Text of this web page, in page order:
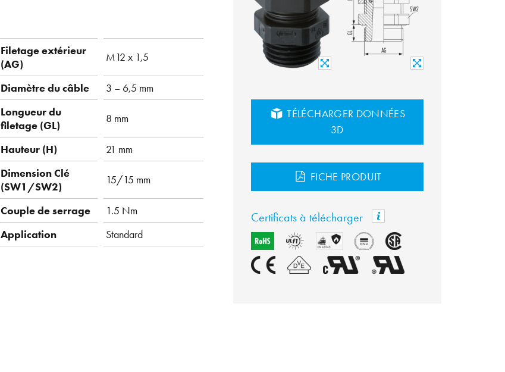
Filetage extérieur
(AG)
M12 x 1,5
Diamètre du câble
3 – 6,5 mm
Longueur du
filetage (GL)
8 mm
Hauteur (H)
21 mm
Dimension Clé
(SW1/SW2)
15/15 mm
Couple de serrage
1.5 Nm
Application
Standard
TÉLÉCHARGER DONNÉES
3D
FICHE PRODUIT
Certificats à télécharger